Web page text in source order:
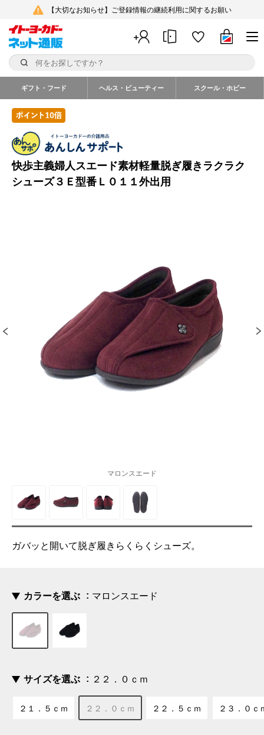
【大切なお知らせ】ご登録情報の継続利用に関するお願い
ギフト・フード ヘルス・ビューティー スクール・ホビー
快歩主義婦人スエード素材軽量脱ぎ履きラクラク
シューズ３Ｅ型番Ｌ０１１外出用
マロンスエード
ガバッと開いて脱ぎ履きらくらくシューズ。
カラーを選ぶ マロンスエード
サイズを選ぶ ２２．０ｃｍ
２１．５ｃｍ ２２．０ｃｍ ２２．５ｃｍ ２３．０ｃ